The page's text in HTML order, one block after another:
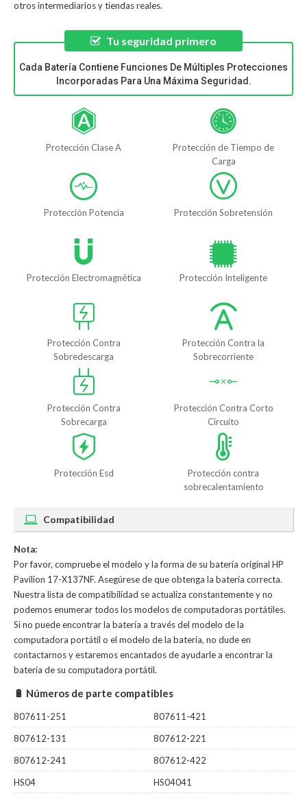
otros intermediarios y tiendas reales.
Tu seguridad primero
Cada Batería Contiene Funciones De Múltiples Protecciones
Incorporadas Para Una Máxima Seguridad.
Protección Clase A
Protección de Tiempo de
Carga
Protección Potencia Protección Sobretensión
Protección Electromagnética Protección Inteligente
Protección Contra
Sobredescarga
Protección Contra la
Sobrecorriente
Protección Contra
Sobrecarga
Protección Contra Corto
Circuito
Protección Esd
Protección contra
sobrecalentamiento
Compatibilidad
Nota:
Por favor, compruebe el modelo y la forma de su batería original HP
Pavilion 17-X137NF. Asegúrese de que obtenga la batería correcta.
Nuestra lista de compatibilidad se actualiza constantemente y no
podemos enumerar todos los modelos de computadoras portátiles.
Si no puede encontrar la batería a través del modelo de la
computadora portátil o el modelo de la batería, no dude en
contactarnos y estaremos encantados de ayudarle a encontrar la
batería de su computadora portátil.
🔋 Números de parte compatibles
807611-251
807611-421
807612-131
807612-221
807612-241
807612-422
HS04
HS04041